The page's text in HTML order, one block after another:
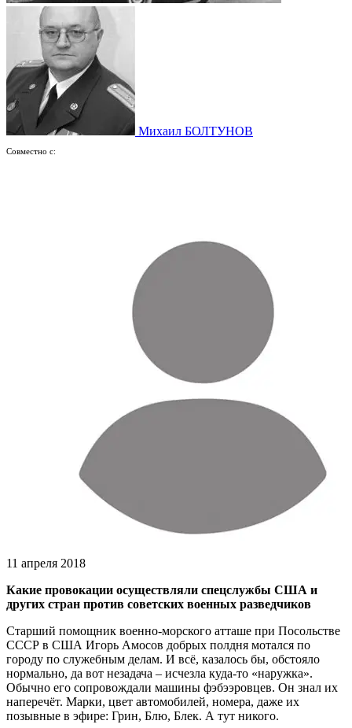
Михаил БОЛТУНОВ
Совместно с:
11 апреля 2018
Какие провокации осуществляли спецслужбы США и
других стран против советских военных разведчиков
Старший помощник военно-морского атташе при Посольстве
СССР в США Игорь Амосов добрых полдня мотался по
городу по служебным делам. И всё, казалось бы, обстояло
нормально, да вот незадача – исчезла куда-то «наружка».
Обычно его сопровождали машины фэбээровцев. Он знал их
наперечёт. Марки, цвет автомобилей, номера, даже их
позывные в эфире: Грин, Блю, Блек. А тут никого.